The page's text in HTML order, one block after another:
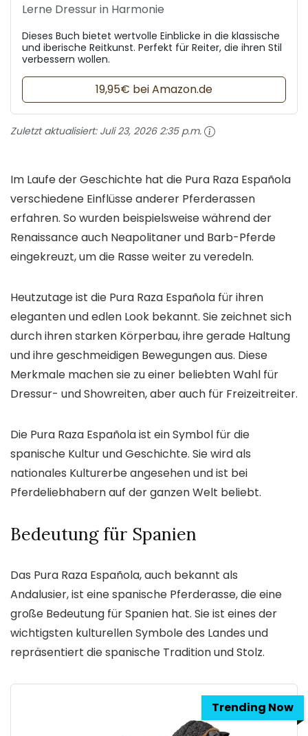
Lerne Dressur in Harmonie
Dieses Buch bietet wertvolle Einblicke in die klassische
und iberische Reitkunst. Perfekt für Reiter, die ihren Stil
verbessern wollen.
19,95€ bei Amazon.de
Zuletzt aktualisiert: Juli 23, 2026 2:35 p.m.
Im Laufe der Geschichte hat die Pura Raza Española
verschiedene Einflüsse anderer Pferderassen
erfahren. So wurden beispielsweise während der
Renaissance auch Neapolitaner und Barb-Pferde
eingekreuzt, um die Rasse weiter zu veredeln.
Heutzutage ist die Pura Raza Española für ihren
eleganten und edlen Look bekannt. Sie zeichnet sich
durch ihren starken Körperbau, ihre gerade Haltung
und ihre geschmeidigen Bewegungen aus. Diese
Merkmale machen sie zu einer beliebten Wahl für
Dressur- und Showreiten, aber auch für Freizeitreiter.
Die Pura Raza Española ist ein Symbol für die
spanische Kultur und Geschichte. Sie wird als
nationales Kulturerbe angesehen und ist bei
Pferdeliebhabern auf der ganzen Welt beliebt.
Bedeutung für Spanien
Das Pura Raza Española, auch bekannt als
Andalusier, ist eine spanische Pferderasse, die eine
große Bedeutung für Spanien hat. Sie ist eines der
wichtigsten kulturellen Symbole des Landes und
repräsentiert die spanische Tradition und Stolz.
Trending Now